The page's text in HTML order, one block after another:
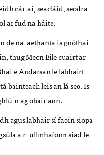
cártaí, seacláid, seodra
ar fud na háite.
de na laethanta is gnóthaí
thug Meon Eile cuairt ar
Andarsan le labhairt
bainteach leis an lá seo. Is
ag obair ann.
agus labhair sí faoin siopa
a n-ullmhaíonn siad le